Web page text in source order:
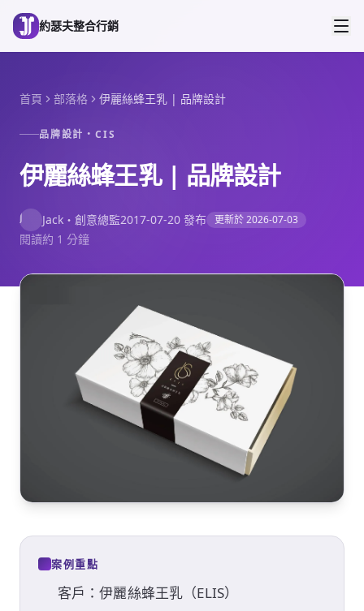
跳到主要內容
約瑟夫整合行銷
首頁 部落格 伊麗絲蜂王乳 | 品牌設計
品牌設計・CIS
伊麗絲蜂王乳 | 品牌設計
J Jack ・ 創意總監2017-07-20 發布 更新於2026-07-03
閱讀約 1 分鐘
案例重點
客戶：伊麗絲蜂王乳（ELIS）